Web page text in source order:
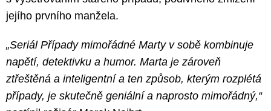
jejího prvního manžela.
„Seriál Případy mimořádné Marty v sobě kombinuje
napětí, detektivku a humor. Marta je zároveň
ztřeštěná a inteligentní a ten způsob, kterým rozplétá
případy, je skutečně geniální a naprosto mimořádný,“